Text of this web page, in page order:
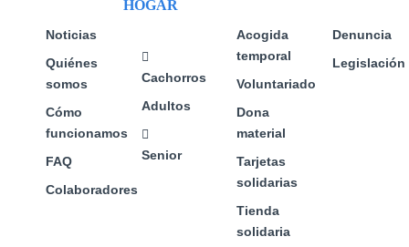
producto
la
de
producto
página
producto
Noticias
Quiénes
somos
Cómo
funcionamos
FAQ
Colaboradores
HOGAR
Cachorros
Adultos
Senior
Acogida
temporal
Voluntariado
Dona
material
Tarjetas
solidarias
Tienda
solidaria
Denuncia
Legislación